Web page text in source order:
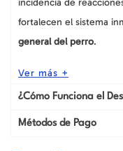
incidencia de
fortalecen el sistema
general del perro.
Ver más +
¿Cómo Funciona el
Métodos de Pago